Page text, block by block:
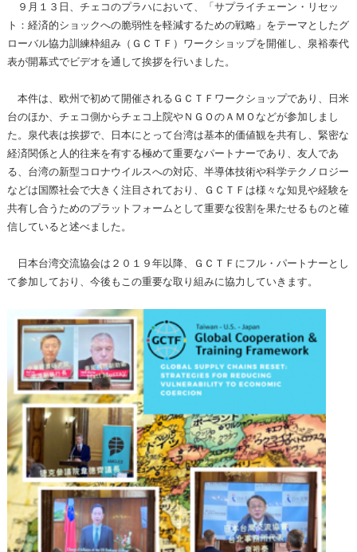
９月１３日、チェコのプラハにおいて、「サプライチェーン・リセッ
ト：経済的ショックへの脆弱性を軽減するための戦略」をテーマとしたグ
ローバル協力訓練枠組み（ＧＣＴＦ）ワークショップを開催し、泉裕泰代
表が開幕式でビデオを通して挨拶を行いました。
本件は、欧州で初めて開催されるＧＣＴＦワークショップであり、日米
台のほか、チェコ側からチェコ上院やＮＧＯのＡＭＯなどが参加しまし
た。泉代表は挨拶で、日本にとって台湾は基本的価値観を共有し、緊密な
経済関係と人的往来を有する極めて重要なパートナーであり、友人であ
る、台湾の新型コロナウイルスへの対応、半導体技術や科学テクノロジー
などは国際社会で大きく注目されており、ＧＣＴＦは様々な知見や経験を
共有し合うためのプラットフォームとして重要な役割を果たせるものと確
信していると述べました。
日本台湾交流協会は２０１９年以降、ＧＣＴＦにフル・パートナーとし
て参加しており、今後もこの重要な取り組みに協力していきます。